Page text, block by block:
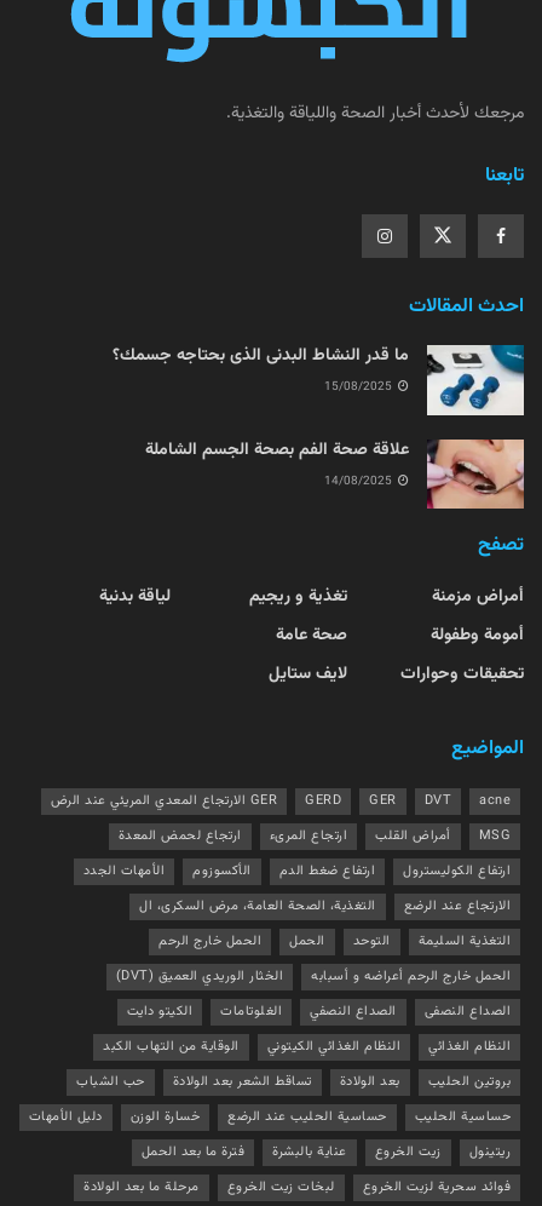
مرجعك لأحدث أخبار الصحة واللياقة والتغذية.
تابعنا
احدث المقالات
ما قدر النشاط البدنى الذى بحتاجه جسمك؟
علاقة صحة الفم بصحة الجسم الشاملة
تصفح
أمراض مزمنة
أمومة وطفولة
تحقيقات وحوارات
تغذية و ريجيم
صحة عامة
لايف ستايل
لياقة بدنية
المواضيع
acne
DVT
GER
GERD
GER الارتجاع المعدي المريئي عند الرض
MSG
أمراض القلب ارتجاع المرىء
ارتجاع لحمض المعدة
ارتفاع الكوليسترول
ارتفاع ضغط الدم الأكسوزوم
الأمهات الجدد
الارتجاع عند الرضع
التغذية، الصحة العامة، مرض السكرى، ال
التغذية السليمة
التوحد الحمل
الحمل خارج الرحم
الحمل خارج الرحم أعراضه و أسبابه
الخثار الوريدي العميق (DVT)
الصداع النصفى
الصداع النصفي الغلوتامات
الكيتو دايت
النظام الغذائي
النظام الغذائي الكيتوني
الوقاية من التهاب الكبد
بروتين الحليب
بعد الولادة تساقط الشعر بعد الولادة
حب الشباب
حساسية الحليب
حساسية الحليب عند الرضع خسارة الوزن
دليل الأمهات
ريتينول
زيت الخروع عناية بالبشرة
فترة ما بعد الحمل
فوائد سحرية لزيت الخروع
لبخات زيت الخروع مرحلة ما بعد الولادة